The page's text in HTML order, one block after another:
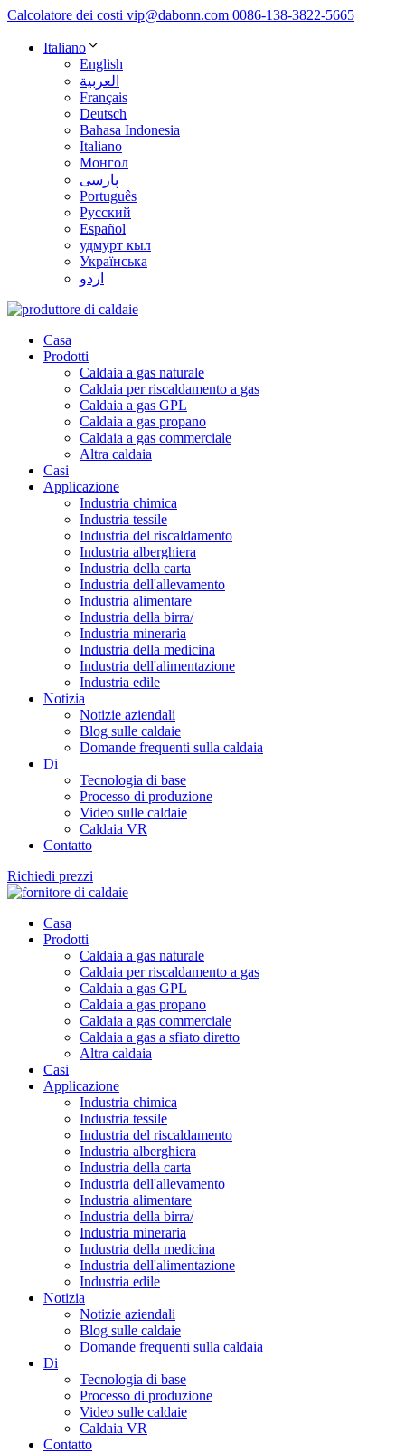
Calcolatore dei costi vip@dabonn.com 0086-138-3822-5665
Italiano
English
العربية
Français
Deutsch
Bahasa Indonesia
Italiano
Монгол
پارسی
Português
Русский
Español
удмурт кыл
Українська
اردو
Casa
Prodotti
Caldaia a gas naturale
Caldaia per riscaldamento a gas
Caldaia a gas GPL
Caldaia a gas propano
Caldaia a gas commerciale
Altra caldaia
Casi
Applicazione
Industria chimica
Industria tessile
Industria del riscaldamento
Industria alberghiera
Industria della carta
Industria dell'allevamento
Industria alimentare
Industria della birra/
Industria mineraria
Industria della medicina
Industria dell'alimentazione
Industria edile
Notizia
Notizie aziendali
Blog sulle caldaie
Domande frequenti sulla caldaia
Di
Tecnologia di base
Processo di produzione
Video sulle caldaie
Caldaia VR
Contatto
Richiedi prezzi
Casa
Prodotti
Caldaia a gas naturale
Caldaia per riscaldamento a gas
Caldaia a gas GPL
Caldaia a gas propano
Caldaia a gas commerciale
Caldaia a gas a sfiato diretto
Altra caldaia
Casi
Applicazione
Industria chimica
Industria tessile
Industria del riscaldamento
Industria alberghiera
Industria della carta
Industria dell'allevamento
Industria alimentare
Industria della birra/
Industria mineraria
Industria della medicina
Industria dell'alimentazione
Industria edile
Notizia
Notizie aziendali
Blog sulle caldaie
Domande frequenti sulla caldaia
Di
Tecnologia di base
Processo di produzione
Video sulle caldaie
Caldaia VR
Contatto